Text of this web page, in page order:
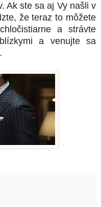
Ak ste sa aj Vy našli v
že teraz to môžete
a strávte
a venujte sa